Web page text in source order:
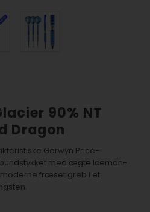
90% NT
Dragon
Gerwyn Price-
med ægte Iceman-
fræset greb i et